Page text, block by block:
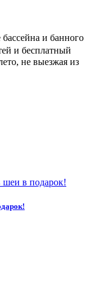
и банного
и бесплатный
не выезжая из